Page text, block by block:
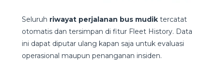
Seluruh riwayat perjalanan bus mudiktercatat
otomatis dan tersimpan di fitur Fleet History. Data
ini dapat diputar ulang kapan saja untuk evaluasi
operasional maupun penanganan insiden.